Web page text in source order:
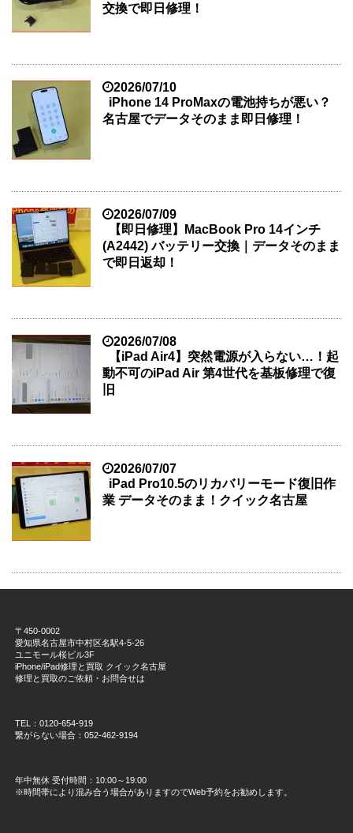
交換で即日修理！
2026/07/10
iPhone 14 ProMaxの電池持ちが悪い？
名古屋でデータそのまま即日修理！
2026/07/09
【即日修理】MacBook Pro 14インチ
(A2442) バッテリー交換｜データそのまま
で即日返却！
2026/07/08
【iPad Air4】突然電源が入らない…！起
動不可のiPad Air 第4世代を基板修理で復
旧
2026/07/07
iPad Pro10.5のリカバリーモード復旧作
業 データそのまま！クイック名古屋
〒450-0002
愛知県名古屋市中村区名駅4-5-26
ユニモール桜ビル3F
iPhone/iPad修理と買取 クイック名古屋
修理と買取のご依頼・お問合せは
TEL：0120-654-919
繋がらない場合：052-462-9194
年中無休 受付時間：10:00～19:00
※時間帯により混み合う場合がありますのでWeb予約をお勧めします。